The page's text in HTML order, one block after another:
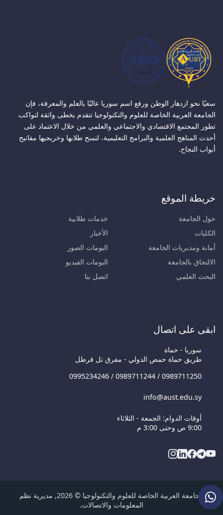
سعيًا نحو ازدهار الوطن ورفع اسم سوريا عاليًا بالعلم والمعرفة، فإن
الجامعة العربية الخاصة للعلوم والتكنولوجيا تتقدم بخطى واثقة لتواكب
تطور المجتمع الاقتصادي والاجتماعي والعلمي من خلال الاعتماد على
أحدث المناهج العلمية والبرامج التعليمية، لتمنح طلابها وخريجيها مفاتيح
أبواب النجاح.
خريطة الموقع
حول الجامعة
الكليات
أمانة ومديريات الجامعة
الالتحاق بالجامعة
البحث العلمي
خدمات طلابية
الأخبار
البومات الصور
البومات الفيديو
اتصل بنا
ابقى على اتصال
سوريا - حماة
طريق حماة حمص الدولي - مفرق تل قرطل
0995234246 / 0989711244 / 0989711250
info@aust.edu.sy
أوقات الدوام: الجمعة - الثلاثاء
9:00 ص وحتى 3:00 م
الجامعة العربية الخاصة للعلوم والتكنولوجيا © 2026, مديرية نظم
المعلومات والاتصالات.